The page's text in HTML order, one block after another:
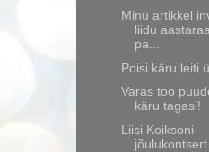
Minu artikkel
liidu
pa...
Poisi käru leiti
Varas too
käru tagasi!
Liisi Koiksoni